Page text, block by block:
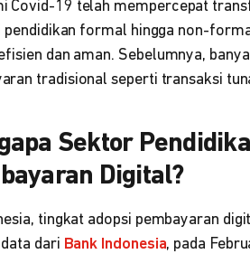
Covid-19 telah mempercepat
pendidikan formal hingga non-
dan aman. Sebelumnya,
tradisional seperti transaksi
Sektor
Digital?
tingkat adopsi pembayaran
dari Bank Indonesia, pada